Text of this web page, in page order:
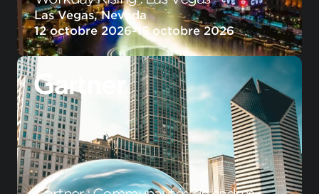
Las Vegas, Nevada
12 octobre 2026-15 octobre 2026